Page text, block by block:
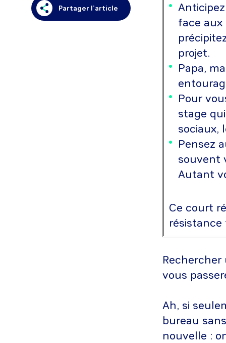
Partager l’article
face aux
projet.
Papa,
Pour
stage
sociaux,
Pensez
souvent
Autant
Ce court
vous
Ah, si
bureau
nouvelle :